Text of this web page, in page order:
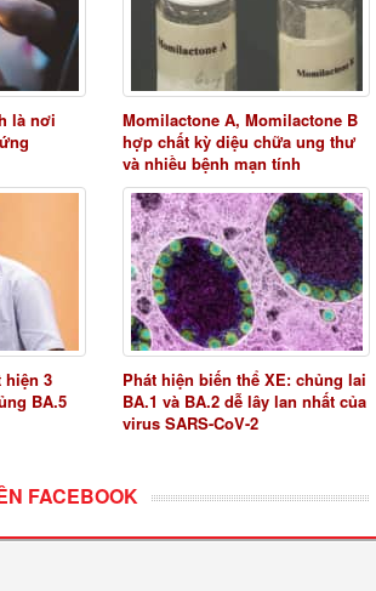
là nơi
Momilactone A, Momilactone B
hợp chất kỳ diệu chữa ung thư
và nhiều bệnh mạn tính
hiện 3
BA.5
Phát hiện biến thể XE: chủng lai
BA.1 và BA.2 dễ lây lan nhất của
virus SARS-CoV-2
FACEBOOK